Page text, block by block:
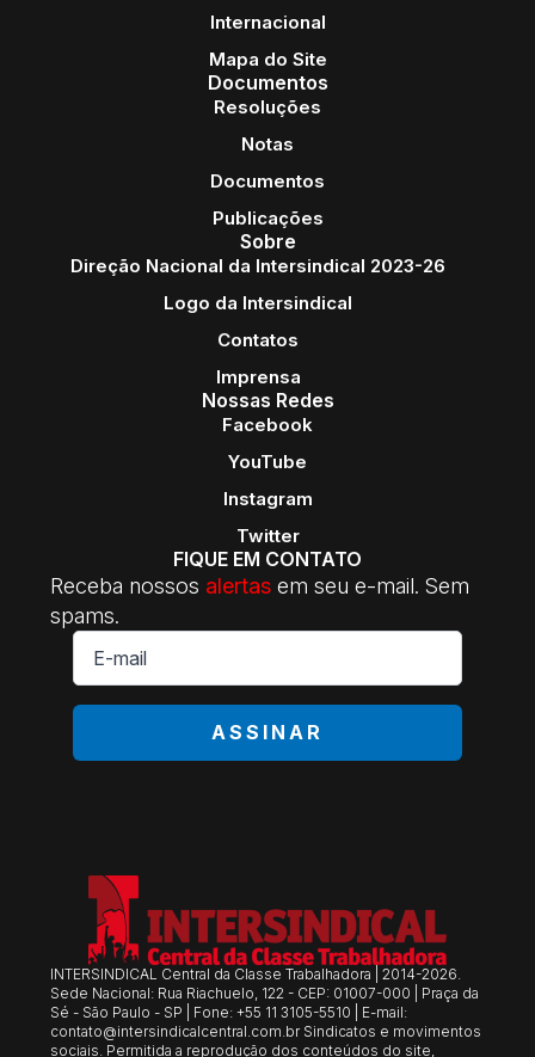
Internacional
Mapa do Site
Documentos
Resoluções
Notas
Documentos
Publicações
Sobre
Direção Nacional da Intersindical 2023-26
Logo da Intersindical
Contatos
Imprensa
Nossas Redes
Facebook
YouTube
Instagram
Twitter
FIQUE EM CONTATO
Receba nossos alertas em seu e-mail. Sem
spams.
E-
mail
ASSINAR
INTERSINDICAL Central da Classe Trabalhadora | 2014-2026.
Sede Nacional: Rua Riachuelo, 122 - CEP: 01007-000 | Praça da
Sé - São Paulo - SP | Fone: +55 11 3105-5510 | E-mail:
contato@intersindicalcentral.com.br Sindicatos e movimentos
sociais. Permitida a reprodução dos conteúdos do site,